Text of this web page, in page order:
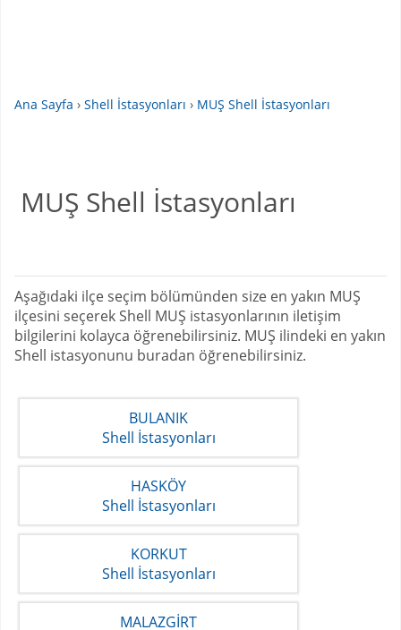
Ana Sayfa › Shell İstasyonları › MUŞ Shell İstasyonları
MUŞ Shell İstasyonları
Aşağıdaki ilçe seçim bölümünden size en yakın MUŞ
ilçesini seçerek Shell MUŞ istasyonlarının iletişim
bilgilerini kolayca öğrenebilirsiniz. MUŞ ilindeki en yakın
Shell istasyonunu buradan öğrenebilirsiniz.
BULANIK
Shell İstasyonları
HASKÖY
Shell İstasyonları
KORKUT
Shell İstasyonları
MALAZGİRT